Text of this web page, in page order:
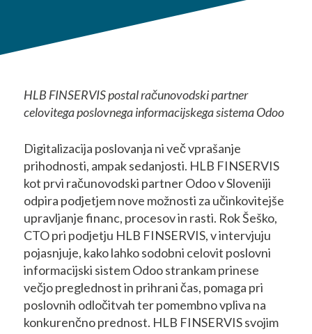
HLB FINSERVIS postal računovodski partner
celovitega poslovnega informacijskega sistema Odoo
Digitalizacija poslovanja ni več vprašanje
prihodnosti, ampak sedanjosti. HLB FINSERVIS
kot prvi računovodski partner Odoo v Sloveniji
odpira podjetjem nove možnosti za učinkovitejše
upravljanje financ, procesov in rasti. Rok Šeško,
CTO pri podjetju HLB FINSERVIS, v intervjuju
pojasnjuje, kako lahko sodobni celovit poslovni
informacijski sistem Odoo strankam prinese
večjo preglednost in prihrani čas, pomaga pri
poslovnih odločitvah ter pomembno vpliva na
konkurenčno prednost. HLB FINSERVIS svojim